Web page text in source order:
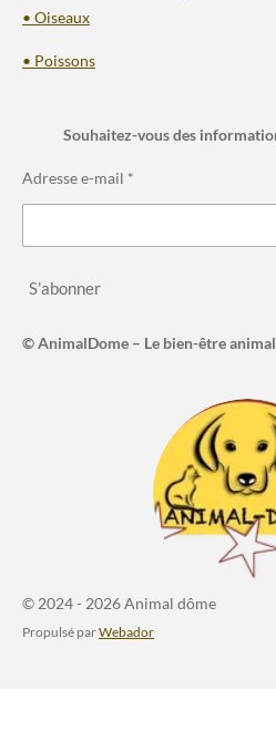
• Oiseaux
• Poissons
Souhaitez-vous des
Adresse e-mail *
S’abonner
© AnimalDome – Le bien-être
© 2024 - 2026 Animal dôme
Propulsé parWebador